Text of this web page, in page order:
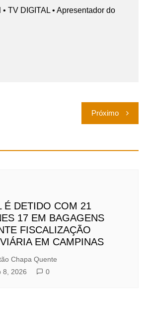
TV DIGITAL • Apresentador do
Próximo
É DETIDO COM 21
17 EM BAGAGENS
FISCALIZAÇÃO
EM CAMPINAS
Chapa Quente
8, 2026
0